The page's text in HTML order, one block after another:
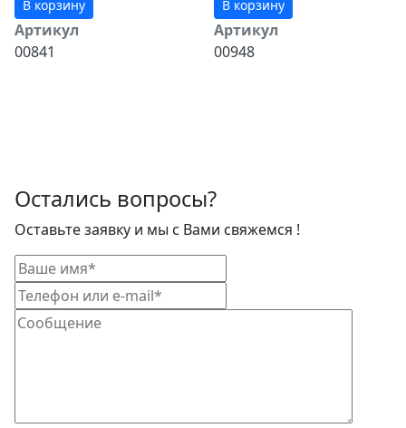
В корзину
Артикул
00841
В корзину
Артикул
00948
Остались вопросы?
Оставьте заявку и мы с Вами свяжемся !